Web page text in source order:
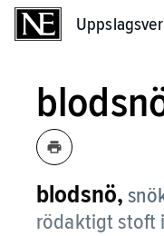
blodsnö,
rödaktigt stoft